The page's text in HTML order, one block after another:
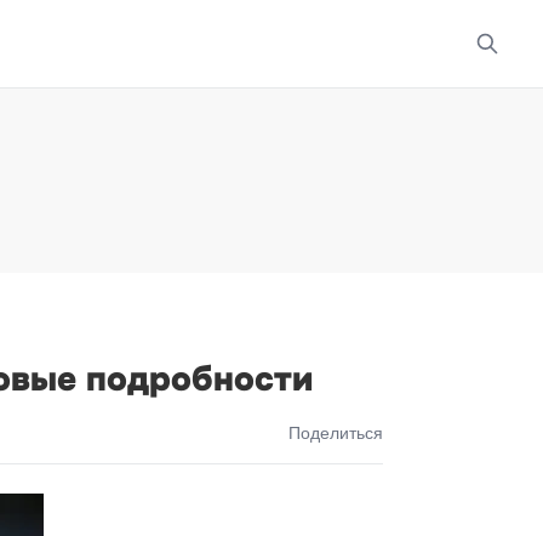
подробности
Поделиться